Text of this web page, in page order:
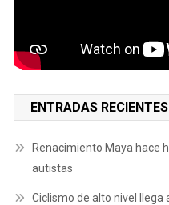
ENTRADAS RECIENTES
Renacimiento Maya hace
autistas
Ciclismo de alto nivel llega